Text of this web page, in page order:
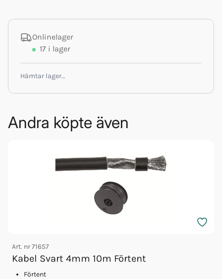
Onlinelager
17 i lager
Hämtar lager…
Andra köpte även
Art. nr71657
Kabel Svart 4mm 10m Förtent
Förtent